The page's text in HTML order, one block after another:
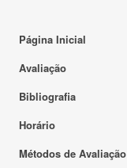
Página Inicial
Avaliação
Bibliografia
Horário
Métodos de Avaliação